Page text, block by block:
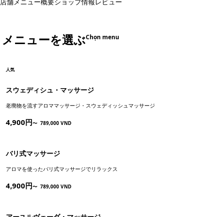
メニューを選ぶChọn menu
人気
スウェディシュ・マッサージ
老廃物を流すアロママッサージ・スウェディッシュマッサージ
4,900円〜 789,000 VND
バリ式マッサージ
アロマを使ったバリ式マッサージでリラックス
4,900円〜 789,000 VND